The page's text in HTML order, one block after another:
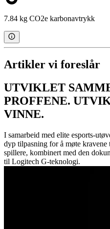
7.84 kg CO2e karbonavtrykk
Artikler vi foreslår
UTVIKLET
PROFFENE.
VINNE.
I samarbeid med elite esports-
dyp tilpasning for å møte kravene
spillere, kombinert med den
til Logitech G-teknologi.